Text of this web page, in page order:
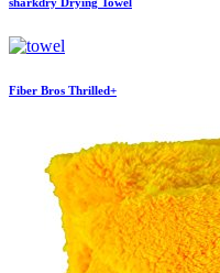
Fiber Bros Thrilled+